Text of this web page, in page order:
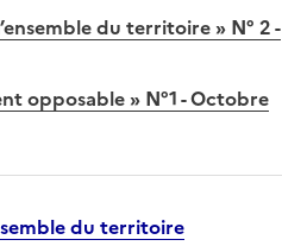
du territoire » N° 2 -
opposable » N°1 - Octobre
du territoire